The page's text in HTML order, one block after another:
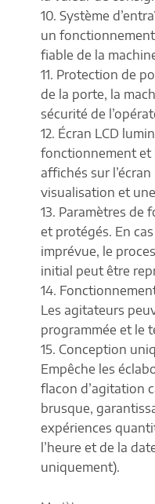
10. Système
un
fiable de la
11. Protection de
de la porte, la
sécurité de
12. Écran LCD
fonctionnement et
affichés sur
visualisation et
13. Paramètres de
et protégés. En
imprévue, le
initial peut être
14.
Les agitateurs
programmée et le
15. Conception
Empêche les
flacon d’agitation
brusque,
expériences
l’heure et de la
uniquement).